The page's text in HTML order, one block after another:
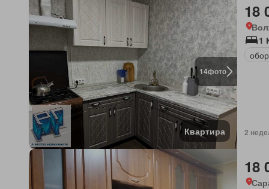
14фото
Квартира
18
1
2
18